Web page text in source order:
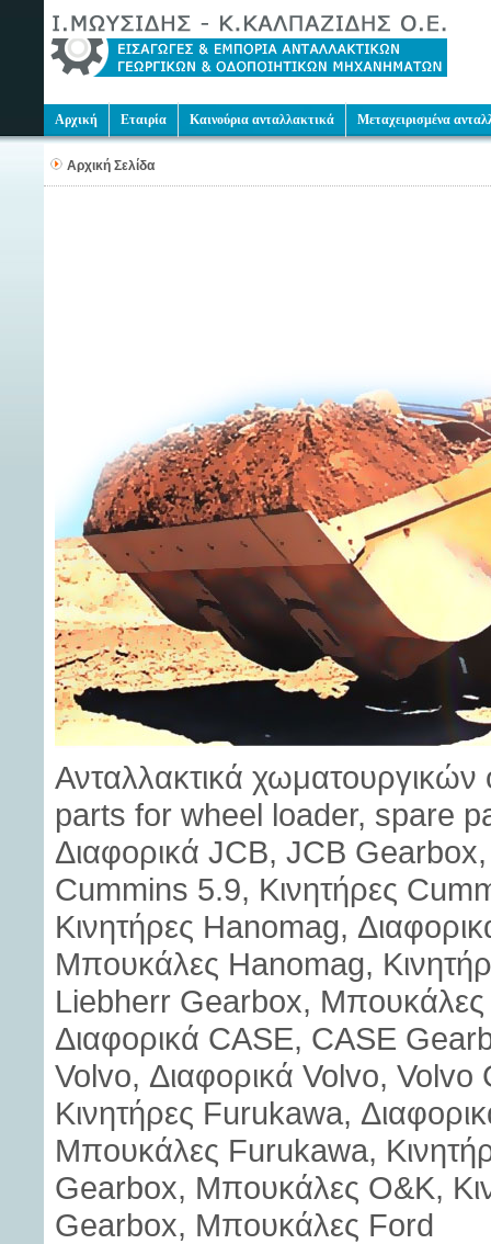
Αρχική Εταιρία Καινούρια ανταλλακτικά Μεταχειρισμένα
Αρχική Σελίδα
Ανταλλακτικά
parts for wheel loader, spare
Διαφορικά JCB, JCB
Cummins 5.9, Κινητήρες
Κινητήρες Hanomag,
Μπουκάλες Hanomag,
Liebherr Gearbox, Μπουκάλες
Διαφορικά CASE, CASE
Volvo, Διαφορικά Volvo,
Κινητήρες Furukawa,
Μπουκάλες Furukawa,
Gearbox, Μπουκάλες O&K,
Gearbox, Μπουκάλες Ford